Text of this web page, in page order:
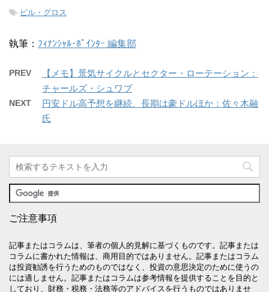
-ビル・グロス
執筆： ﾌｨﾅﾝｼｬﾙ･ﾎﾟｲﾝﾀｰ 編集部
PREV
【メモ】景気サイクルとセクター・ローテーション：
チャールズ・シュワブ
NEXT
円安ドル高予想を継続、長期は豪ドルほか：佐々木融
氏
ご注意事項
記事またはコラムは、筆者の個人的見解に基づくものです。記事または
コラムに書かれた情報は、商用目的ではありません。記事またはコラム
は投資勧誘を行うためのものではなく、投資の意思決定のために使うの
には適しません。記事またはコラムは参考情報を提供することを目的と
しており、財務・税務・法務等のアドバイスを行うものではありませ